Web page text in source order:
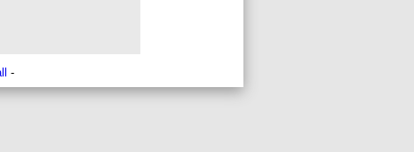
-